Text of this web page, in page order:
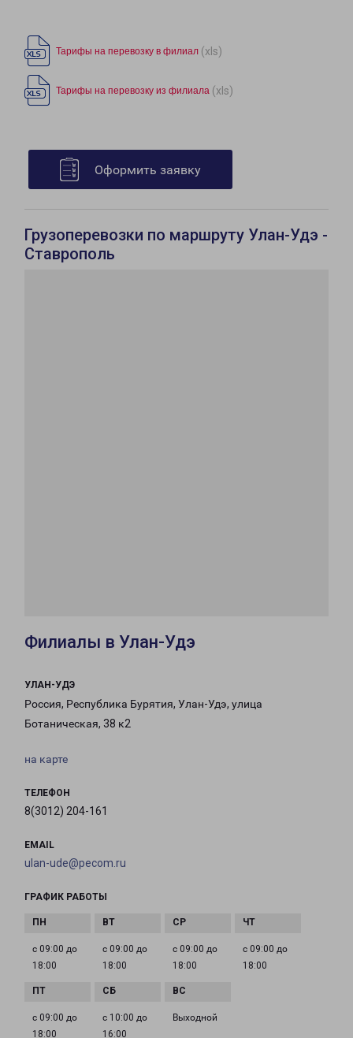
Тарифы на перевозку в филиал (xls)
Тарифы на перевозку из филиала (xls)
Оформить заявку
Грузоперевозки по маршруту Улан-Удэ -
Ставрополь
Филиалы в Улан-Удэ
УЛАН-УДЭ
Россия, Республика Бурятия, Улан-Удэ, улица
Ботаническая, 38 к2
на карте
ТЕЛЕФОН
8(3012) 204-161
EMAIL
ulan-ude@pecom.ru
ГРАФИК РАБОТЫ
с 09:00 до
18:00
с 09:00 до
18:00
с 09:00 до
18:00
с 09:00 до
18:00
с 09:00 до
18:00
с 10:00 до
16:00
Выходной